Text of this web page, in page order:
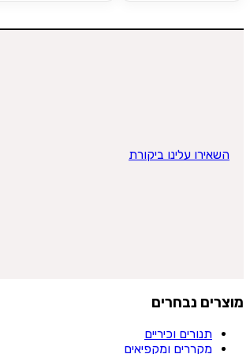
השאירו עלינו ביקורת
מוצרים נבחרים
תנורים וכיריים
מקררים ומקפיאים